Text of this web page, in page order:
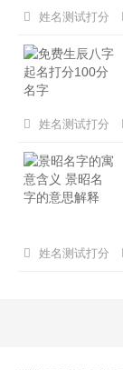
姓名测试打分
姓名测试打分
姓名测试打分